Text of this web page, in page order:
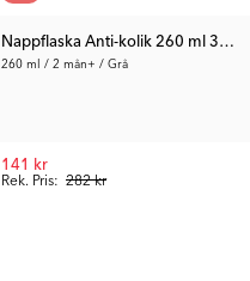
Nappflaska Anti-kolik 260 ml 3-
260 ml / 2 mån+ / Grå
Rek. Pris: 282 kr
141 kr